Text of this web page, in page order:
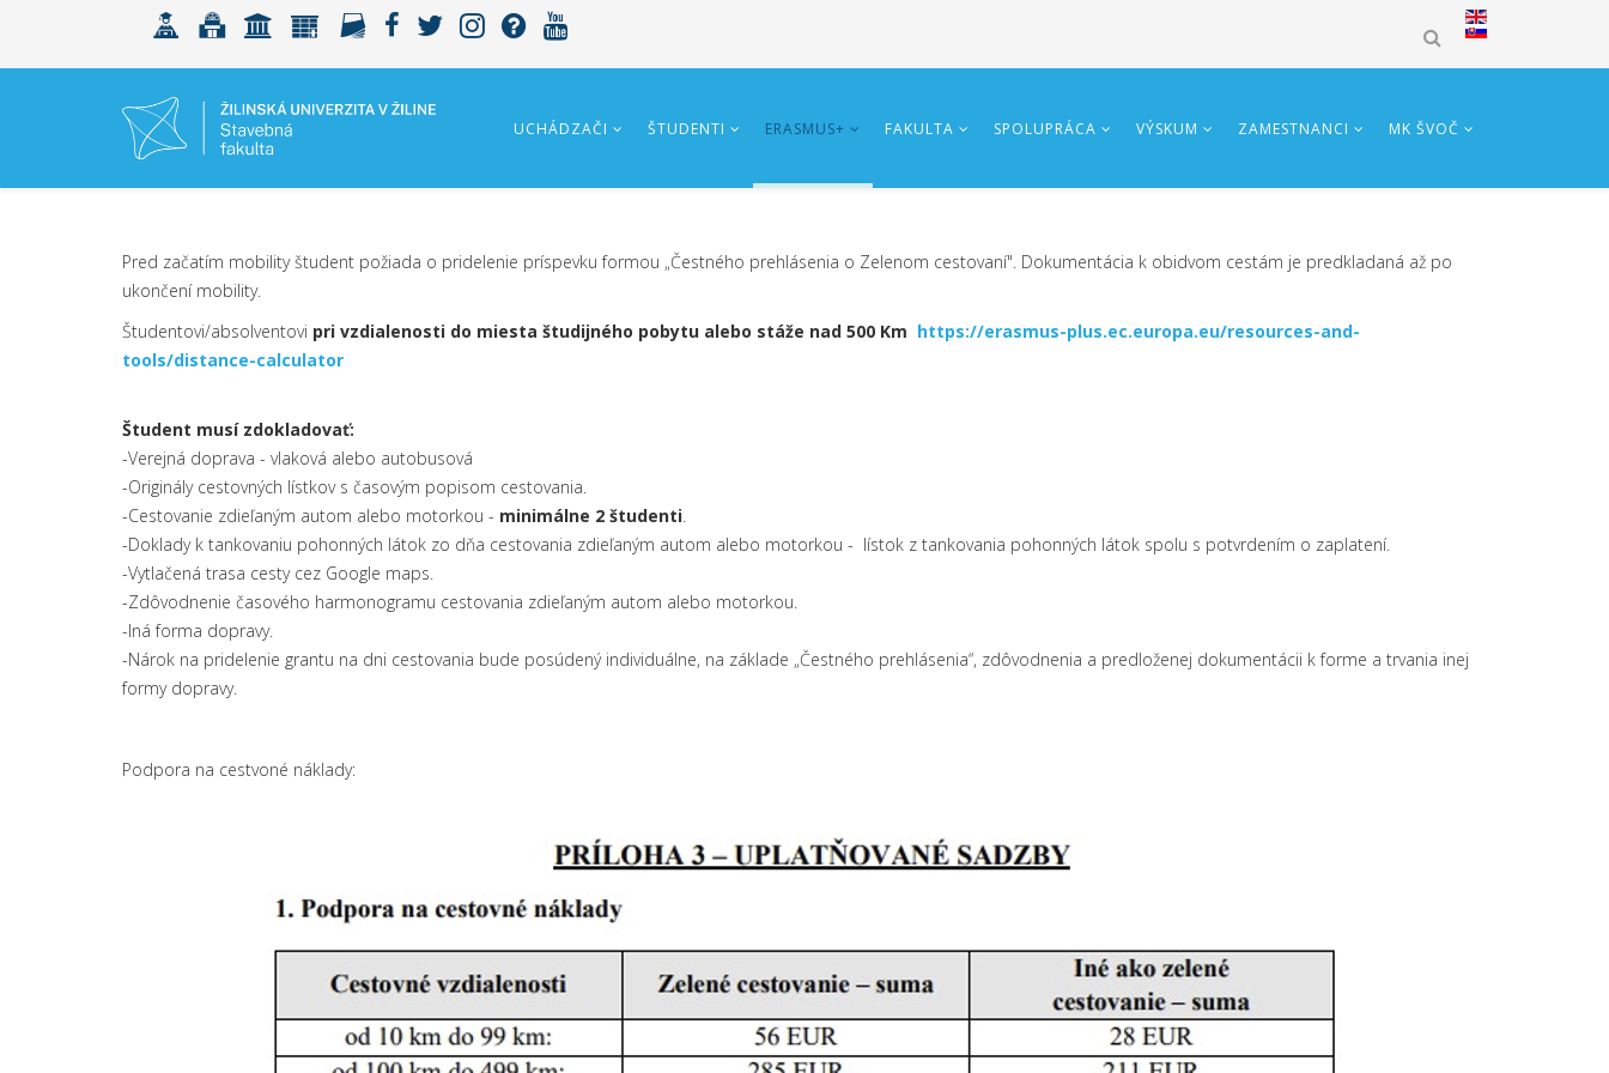
UCHÁDZAČI ŠTUDENTI ERASMUS+ FAKULTA SPOLUPRÁCA VÝSKUM ZAMESTNANCI MK ŠVOČ
Pred začatím mobility študent požiada o pridelenie príspevku formou „Čestného prehlásenia o Zelenom cestovaní". Dokumentácia k obidvom cestám je predkladaná až po
ukončení mobility.
Študentovi/absolventovi pri vzdialenosti do miesta študijného pobytu alebo stáže nad 500 Km https://erasmus-plus.ec.europa.eu/resources-and-
tools/distance-calculator
Študent musí zdokladovať:
-Verejná doprava - vlaková alebo autobusová
-Originály cestovných lístkov s časovým popisom cestovania.
-Cestovanie zdieľaným autom alebo motorkou - minimálne 2 študenti.
-Doklady k tankovaniu pohonných látok zo dňa cestovania zdieľaným autom alebo motorkou - lístok z tankovania pohonných látok spolu s potvrdením o zaplatení.
-Vytlačená trasa cesty cez Google maps.
-Zdôvodnenie časového harmonogramu cestovania zdieľaným autom alebo motorkou.
-Iná forma dopravy.
-Nárok na pridelenie grantu na dni cestovania bude posúdený individuálne, na základe „Čestného prehlásenia“, zdôvodnenia a predloženej dokumentácii k forme a trvania inej
formy dopravy.
Podpora na cestvoné náklady: